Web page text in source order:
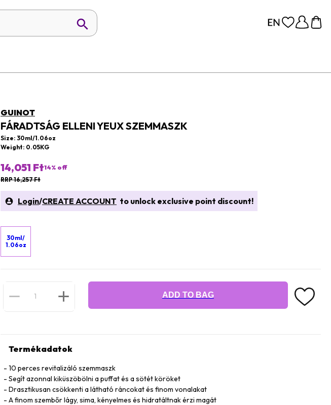
GUINOT
FÁRADTSÁG ELLENI YEUX SZEMMASZK
Size: 30ml/1.06oz
Weight: 0.05KG
14,051 Ft14% off
RRP 16,257 Ft
Login/CREATE ACCOUNT to unlock exclusive point discount!
30ml/
1.06oz
ADD TO BAG
Termékadatok
10 perces revitalizáló szemmaszk
Segít azonnal kiküszöbölni a puffat és a sötét köröket
Drasztikusan csökkenti a látható ráncokat és finom vonalakat
A finom szembőr lágy, sima, kényelmes és hidratáltnak érzi magát